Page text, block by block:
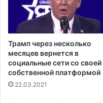
о
д
о
л
д
е
н
а
з
Трамп через несколько
месяцев вернется в
социальные сети со своей
собственной платформой
22.03.2021